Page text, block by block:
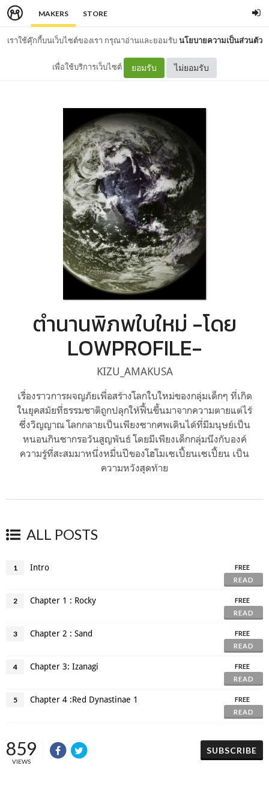
MAKERS STORE
เราใช้คุ๊กกี้บนเว็บไซต์ของเรา กรุณาอ่านและยอมรับนโยบายความเป็นส่วนตัว
เพื่อใช้บริการเว็บไซต์ ยอมรับ ไม่ยอมรับ
ตำนานพิภพใบใหม่ -โดย
LOWPROFILE-
KIZU_AMAKUSA
เรื่องราวการผจญภัยเพื่อสร้างโลกใบใหม่ของกลุ่มเด็กๆ ที่เกิด
ในยุคสมัยที่ธรรมชาติถูกปลุกให้ฟื้นขึ้นมาจากความตายแต่ไร้
ซึ่งวิญญาณ โลกกลายเป็นเพียงซากศพเดินได้ที่มีมนุษย์เป็น
หนอนกินซากรอวันสูญพันธ์ โดยมีเพียงเด็กกลุ่มนึงกับองค์
ความรู้ที่สะสมมาหนึ่งหมื่นปีของโฮโมเซเปี้ยนเซเปี้ยน เป็น
ความหวังสุดท้าย
ALL POSTS
1 Intro
FREE
READ
2 Chapter 1 : Rocky
FREE
READ
3 Chapter 2 : Sand
FREE
READ
4 Chapter 3: Izanagi
FREE
READ
5 Chapter 4 :Red Dynastinae 1
FREE
READ
859
VIEWS
SUBSCRIBE